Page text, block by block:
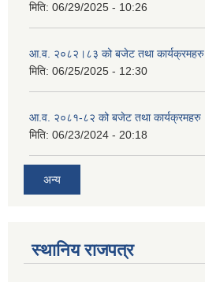
मिति: 06/29/2025 - 10:26
आ.व. २०८२।८३ को बजेट तथा कार्यक्रमहरु
मिति: 06/25/2025 - 12:30
आ.व. २०८१-८२ को बजेट तथा कार्यक्रमहरु
मिति: 06/23/2024 - 20:18
अन्य
स्थानिय राजपत्र